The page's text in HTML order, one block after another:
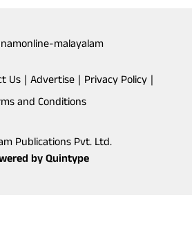
Us Advertise
Privacy Policy
and Conditions
Publications Pvt. Ltd.
byQuintype